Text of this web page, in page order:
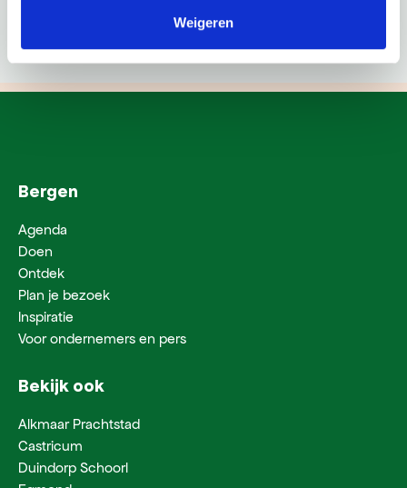
Weigeren
Bergen
Agenda
Doen
Ontdek
Plan je bezoek
Inspiratie
Voor ondernemers en pers
Bekijk ook
Alkmaar Prachtstad
Castricum
Duindorp Schoorl